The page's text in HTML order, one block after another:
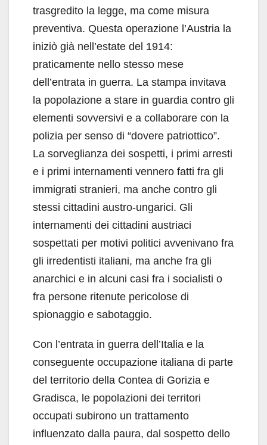
trasgredito la legge, ma come misura
preventiva. Questa operazione l’Austria la
iniziò già nell’estate del 1914:
praticamente nello stesso mese
dell’entrata in guerra. La stampa invitava
la popolazione a stare in guardia contro gli
elementi sovversivi e a collaborare con la
polizia per senso di “dovere patriottico”.
La sorveglianza dei sospetti, i primi arresti
e i primi internamenti vennero fatti fra gli
immigrati stranieri, ma anche contro gli
stessi cittadini austro-ungarici. Gli
internamenti dei cittadini austriaci
sospettati per motivi politici avvenivano fra
gli irredentisti italiani, ma anche fra gli
anarchici e in alcuni casi fra i socialisti o
fra persone ritenute pericolose di
spionaggio e sabotaggio.
Con l’entrata in guerra dell’Italia e la
conseguente occupazione italiana di parte
del territorio della Contea di Gorizia e
Gradisca, le popolazioni dei territori
occupati subirono un trattamento
influenzato dalla paura, dal sospetto dello